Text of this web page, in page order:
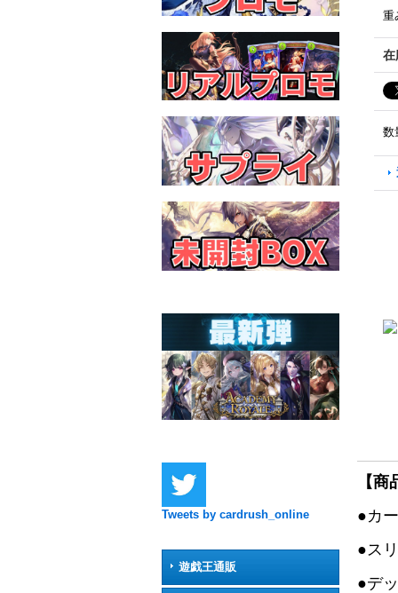
Tweets by cardrush_online
遊戯王通販
重
在
数
【
●カ
●ス
●デ